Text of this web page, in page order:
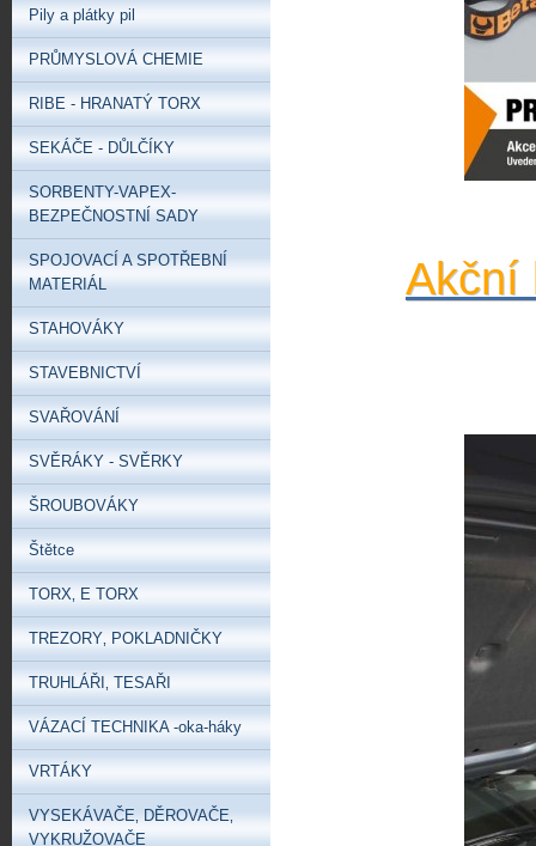
Akční
Pily a plátky pil
PRŮMYSLOVÁ CHEMIE
RIBE - HRANATÝ TORX
SEKÁČE - DŮLČÍKY
SORBENTY-VAPEX-
BEZPEČNOSTNÍ SADY
SPOJOVACÍ A SPOTŘEBNÍ
MATERIÁL
STAHOVÁKY
STAVEBNICTVÍ
SVAŘOVÁNÍ
SVĚRÁKY - SVĚRKY
ŠROUBOVÁKY
Štětce
TORX‚ E TORX
TREZORY‚ POKLADNIČKY
TRUHLÁŘI‚ TESAŘI
VÁZACÍ TECHNIKA -oka-háky
VRTÁKY
VYSEKÁVAČE‚ DĚROVAČE‚
VYKRUŽOVAČE